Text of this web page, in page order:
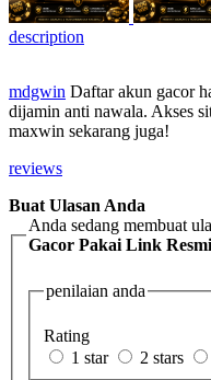
description
mdgwin Daftar akun gacor
dijamin anti nawala. Akses
maxwin sekarang juga!
reviews
Buat Ulasan Anda
Anda sedang membuat
Gacor Pakai Link
penilaian anda
Rating
1 star
2 stars